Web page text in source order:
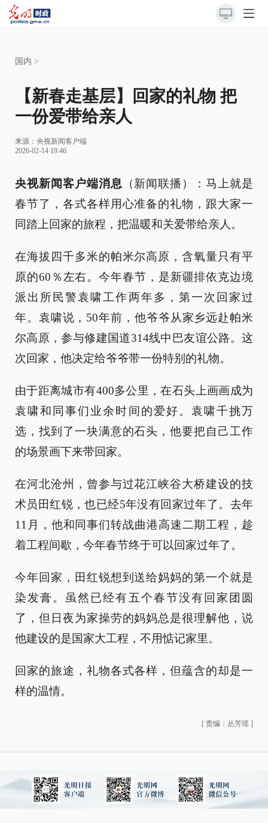
国内 >
【新春走基层】回家的礼物 把
一份爱带给亲人
来源： 央视新闻客户端
2026-02-14 19:46
央视新闻客户端消息 （新闻联播）：马上就是
春节了，各式各样用心准备的礼物，跟大家一
同踏上回家的旅程，把温暖和关爱带给亲人。
在海拔四千多米的帕米尔高原，含氧量只有平
原的60％左右。今年春节，是新疆排依克边境
派出所民警袁啸工作两年多，第一次回家过
年。袁啸说，50年前，他爷爷从家乡远赴帕米
尔高原，参与修建国道314线中巴友谊公路。这
次回家，他决定给爷爷带一份特别的礼物。
由于距离城市有400多公里，在石头上画画成为
袁啸和同事们业余时间的爱好。袁啸千挑万
选，找到了一块满意的石头，他要把自己工作
的场景画下来带回家。
在河北沧州，曾参与过花江峡谷大桥建设的技
术员田红锐，也已经5年没有回家过年了。去年
11月，他和同事们转战曲港高速二期工程，趁
着工程间歇，今年春节终于可以回家过年了。
今年回家，田红锐想到送给妈妈的第一个就是
染发膏。虽然已经有五个春节没有回家团圆
了，但日夜为家操劳的妈妈总是很理解他，说
他建设的是国家大工程，不用惦记家里。
回家的旅途，礼物各式各样，但蕴含的却是一
样的温情。
[ 责编：丛芳瑶 ]